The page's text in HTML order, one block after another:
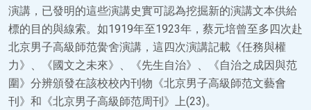
演講，已發明的這些演講史實可認為挖掘新的演講文本供給
標的目的與線索。如1919年至1923年，蔡元培曾至多四次赴
北京男子高級師范黌舍演講，這四次演講記載《任務與權
力》、《國文之未來》、《先生自治》、《自治之成因與范
圍》分辨頒發在該校校內刊物《北京男子高級師范文藝會
刊》和《北京男子高級師范周刊》上(23)。